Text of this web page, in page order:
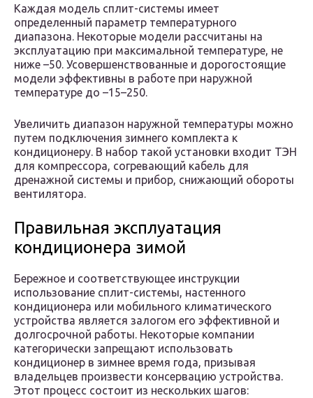
Каждая модель сплит-системы имеет
определенный параметр температурного
диапазона. Некоторые модели рассчитаны на
эксплуатацию при максимальной температуре, не
ниже –50. Усовершенствованные и дорогостоящие
модели эффективны в работе при наружной
температуре до –15–250.
Увеличить диапазон наружной температуры можно
путем подключения зимнего комплекта к
кондиционеру. В набор такой установки входит ТЭН
для компрессора, согревающий кабель для
дренажной системы и прибор, снижающий обороты
вентилятора.
Правильная эксплуатация
кондиционера зимой
Бережное и соответствующее инструкции
использование сплит-системы, настенного
кондиционера или мобильного климатического
устройства является залогом его эффективной и
долгосрочной работы. Некоторые компании
категорически запрещают использовать
кондиционер в зимнее время года, призывая
владельцев произвести консервацию устройства.
Этот процесс состоит из нескольких шагов: